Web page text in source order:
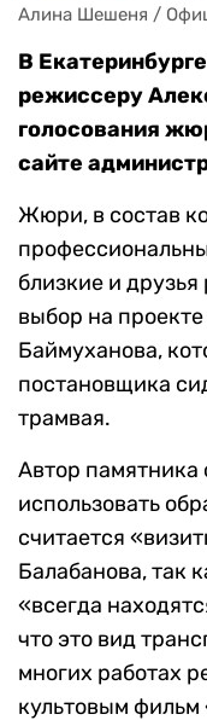
Алина Шешеня /
В
режиссеру
голосования
сайте
Жюри, в состав
близкие и
выбор на
Баймуханова,
постановщика
трамвая.
Автор памятника
использовать
считается
Балабанова, так
«всегда
что это вид
многих работах
культовым фильм